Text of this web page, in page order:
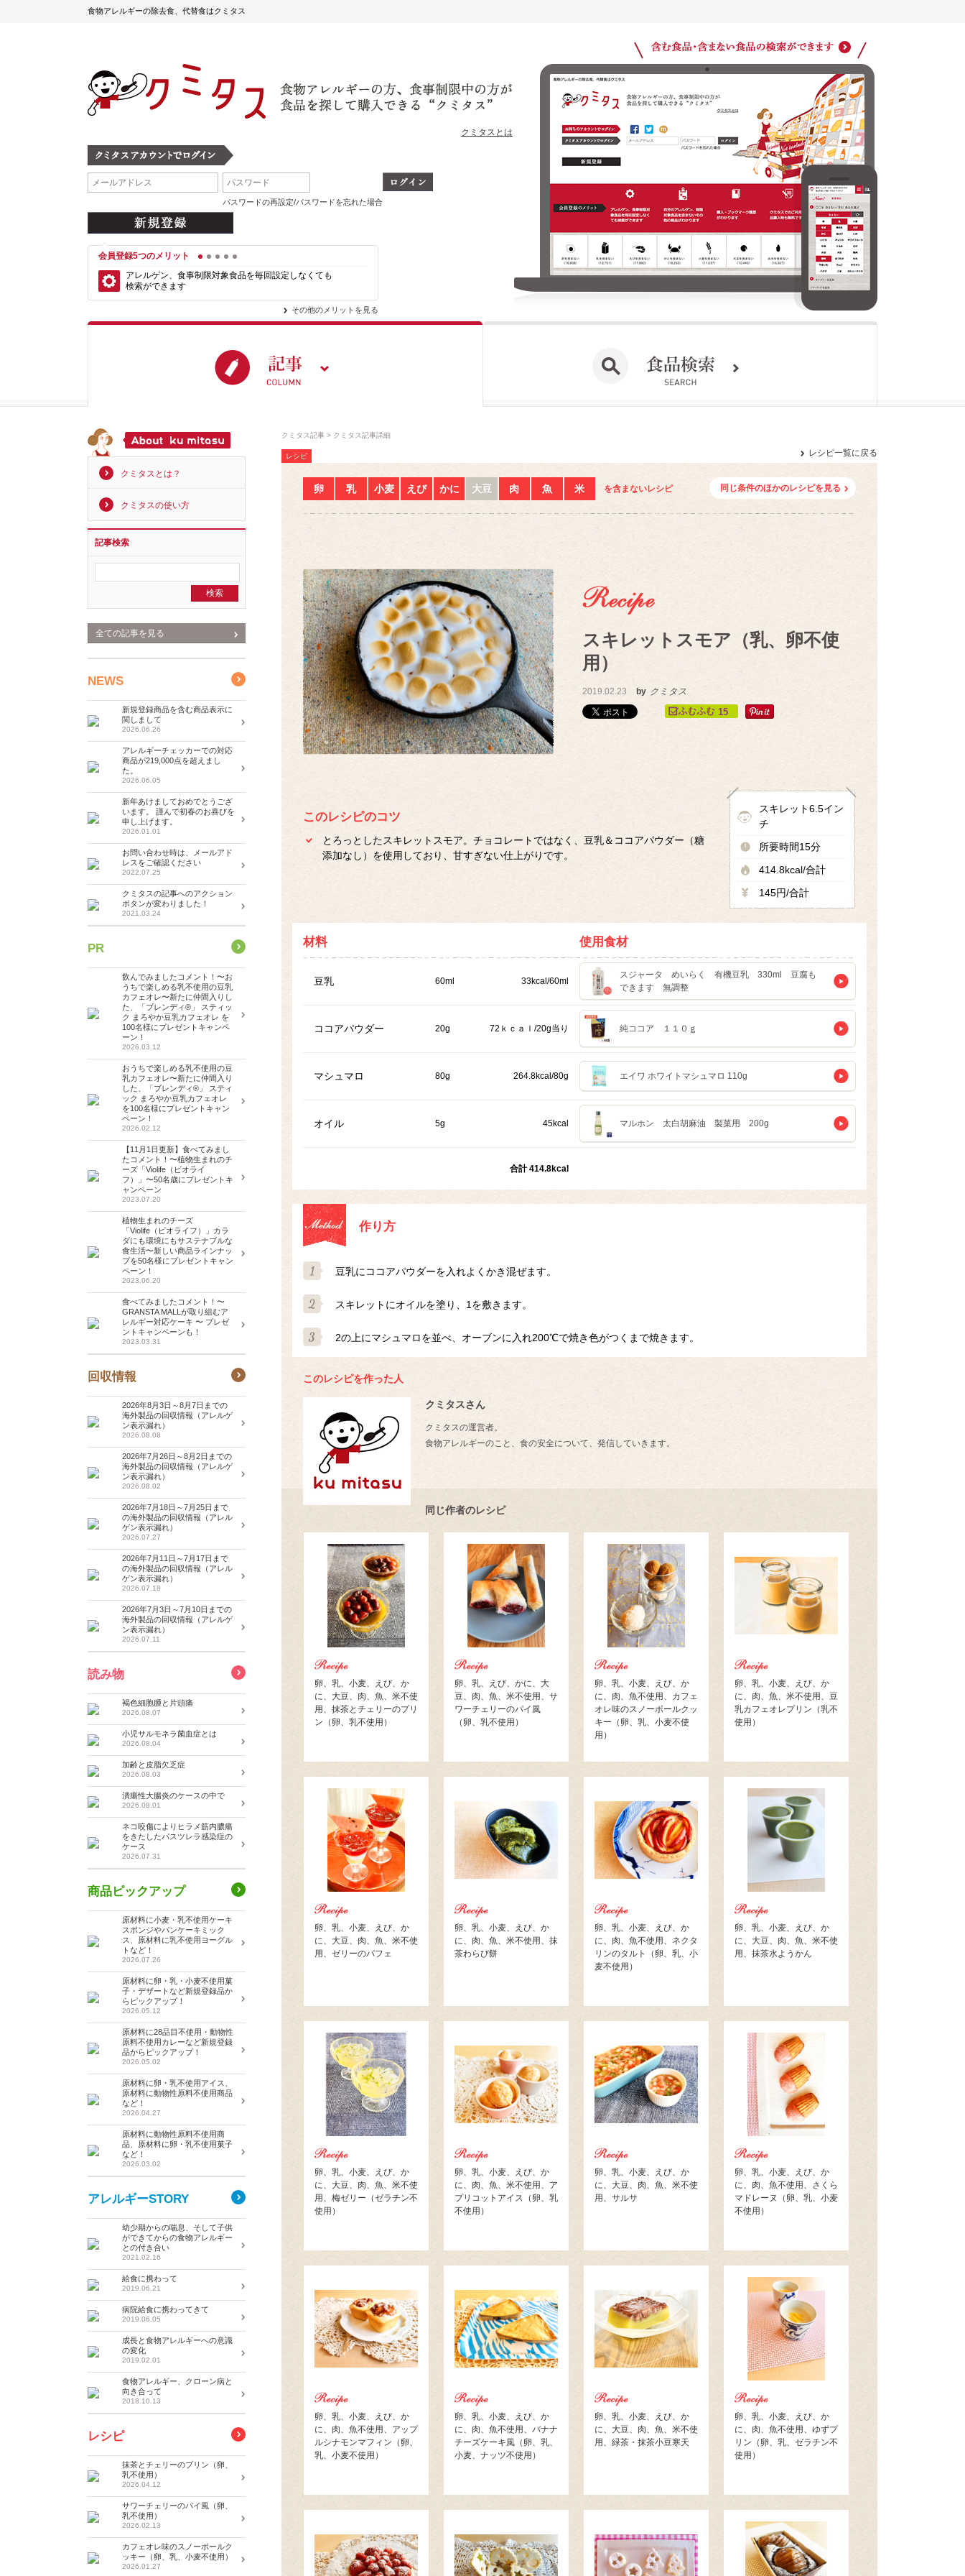
食物アレルギーの除去食、代替食はクミタス
クミタスとは
パスワードの再設定/パスワードを忘れた場合
会員登録5つのメリット 1 2 3 4
アレルゲン、食事制限対象食品を毎回設定しなくても
検索ができます
自分のアレルゲン、制限対象食品を含まない
購入・ブックマーク履歴がわかります
その他のメリットを見る
クミタス記事 クミタス記事詳細
レシピ レシピ一覧に戻る
卵 乳 小麦 えび かに 大豆 肉 魚 米 を含まないレシピ 同じ条件のほかのレシピを見る
スキレットスモア（乳、卵不使
用）
2019.02.23 by クミタス
15
このレシピのコツ
とろっとしたスキレットスモア。チョコレートではなく、豆乳＆ココアパウダー（糖
添加なし）を使用しており、甘すぎない仕上がりです。
スキレット6.5イン
チ
所要時間15分
414.8kcal/合計
145円/合計
材料 使用食材
豆乳 60ml 33kcal/60ml
スジャータ めいらく 有機豆乳 330ml 豆腐も
できます 無調整
ココアパウダー 20g 72ｋｃａｌ/20g当り 純ココア １１０ｇ
マシュマロ 80g 264.8kcal/80g エイワ ホワイトマシュマロ 110g
オイル 5g 45kcal マルホン 太白胡麻油 製菓用 200g
合計 414.8kcal
作り方
豆乳にココアパウダーを入れよくかき混ぜます。
スキレットにオイルを塗り、1を敷きます。
2の上にマシュマロを並べ、オーブンに入れ200℃で焼き色がつくまで焼きます。
このレシピを作った人
クミタスさん
クミタスの運営者。
食物アレルギーのこと、食の安全について、発信していきます。
同じ作者のレシピ
卵、乳、小麦、えび、か
に、大豆、肉、魚、米不使
用、抹茶とチェリーのプリ
ン（卵、乳不使用）
卵、乳、えび、かに、大
豆、肉、魚、米不使用、サ
ワーチェリーのパイ風
（卵、乳不使用）
卵、乳、小麦、えび、か
に、肉、魚不使用、カフェ
オレ味のスノーボールクッ
キー（卵、乳、小麦不使
用）
卵、乳、小麦、えび、か
に、肉、魚、米不使用、豆
乳カフェオレプリン（乳不
使用）
卵、乳、小麦、えび、か
に、大豆、肉、魚、米不使
用、ゼリーのパフェ
卵、乳、小麦、えび、か
に、肉、魚、米不使用、抹
茶わらび餅
卵、乳、小麦、えび、か
に、肉、魚不使用、ネクタ
リンのタルト（卵、乳、小
麦不使用）
卵、乳、小麦、えび、か
に、大豆、肉、魚、米不使
用、抹茶水ようかん
卵、乳、小麦、えび、か
に、大豆、肉、魚、米不使
用、梅ゼリー（ゼラチン不
使用）
卵、乳、小麦、えび、か
に、肉、魚、米不使用、ア
プリコットアイス（卵、乳
不使用）
卵、乳、小麦、えび、か
に、大豆、肉、魚、米不使
用、サルサ
卵、乳、小麦、えび、か
に、肉、魚不使用、さくら
マドレーヌ（卵、乳、小麦
不使用）
卵、乳、小麦、えび、か
に、肉、魚不使用、アップ
ルシナモンマフィン（卵、
乳、小麦不使用）
卵、乳、小麦、えび、か
に、肉、魚不使用、バナナ
チーズケーキ風（卵、乳、
小麦、ナッツ不使用）
卵、乳、小麦、えび、か
に、大豆、肉、魚、米不使
用、緑茶・抹茶小豆寒天
卵、乳、小麦、えび、か
に、肉、魚不使用、ゆずプ
リン（卵、乳、ゼラチン不
使用）
クミタスとは？
クミタスの使い方
記事検索
全ての記事を見る
NEWS
新規登録商品を含む商品表示に
関しまして
2026.06.26
アレルギーチェッカーでの対応
商品が219,000点を超えまし
た。
2026.06.05
新年あけましておめでとうござ
います。 謹んで初春のお喜びを
申し上げます。
2026.01.01
お問い合わせ時は、メールアド
レスをご確認ください
2022.07.25
クミタスの記事へのアクション
ボタンが変わりました！
2021.03.24
PR
飲んでみましたコメント！〜お
うちで楽しめる乳不使用の豆乳
カフェオレ〜新たに仲間入りし
た、「ブレンディ®」 スティッ
ク まろやか豆乳カフェオレ を
100名様にプレゼントキャンペ
ーン！
2026.03.12
おうちで楽しめる乳不使用の豆
乳カフェオレ〜新たに仲間入り
した、「ブレンディ®」 スティ
ック まろやか豆乳カフェオレ
を100名様にプレゼントキャン
ペーン！
2026.02.12
【11月1日更新】食べてみまし
たコメント！〜植物生まれのチ
ーズ「Violife（ビオライ
フ）」〜50名歳にプレゼントキ
ャンペーン
2023.07.20
植物生まれのチーズ
「Violife（ビオライフ）」カラ
ダにも環境にもサステナブルな
食生活〜新しい商品ラインナッ
プを50名様にプレゼントキャン
ペーン！
2023.06.20
食べてみましたコメント！〜
GRANSTA MALLが取り組むア
レルギー対応ケーキ 〜 プレゼ
ントキャンペーンも！
2023.03.31
回収情報
2026年8月3日～8月7日までの
海外製品の回収情報（アレルゲ
ン表示漏れ）
2026.08.08
2026年7月26日～8月2日までの
海外製品の回収情報（アレルゲ
ン表示漏れ）
2026.08.02
2026年7月18日～7月25日まで
の海外製品の回収情報（アレル
ゲン表示漏れ）
2026.07.27
2026年7月11日～7月17日まで
の海外製品の回収情報（アレル
ゲン表示漏れ）
2026.07.18
2026年7月3日～7月10日までの
海外製品の回収情報（アレルゲ
ン表示漏れ）
2026.07.11
読み物
褐色細胞腫と片頭痛
2026.08.07
小児サルモネラ菌血症とは
2026.08.04
加齢と皮脂欠乏症
2026.08.03
潰瘍性大腸炎のケースの中で
2026.08.01
ネコ咬傷によりヒラメ筋内膿瘍
をきたしたパスツレラ感染症の
ケース
2026.07.31
商品ピックアップ
原材料に小麦・乳不使用ケーキ
スポンジやパンケーキミック
ス、原材料に乳不使用ヨーグル
トなど！
2026.07.26
原材料に卵・乳・小麦不使用菓
子・デザートなど新規登録品か
らピックアップ！
2026.05.12
原材料に28品目不使用・動物性
原料不使用カレーなど新規登録
品からピックアップ！
2026.05.02
原材料に卵・乳不使用アイス、
原材料に動物性原料不使用商品
など！
2026.04.27
原材料に動物性原料不使用商
品、原材料に卵・乳不使用菓子
など！
2026.03.02
アレルギーSTORY
幼少期からの喘息、そして子供
ができてからの食物アレルギー
との付き合い
2021.02.16
給食に携わって
2019.06.21
病院給食に携わってきて
2019.06.05
成長と食物アレルギーへの意識
の変化
2019.02.01
食物アレルギー、クローン病と
向き合って
2018.10.13
レシピ
抹茶とチェリーのプリン（卵、
乳不使用）
2026.04.12
サワーチェリーのパイ風（卵、
乳不使用）
2026.02.13
カフェオレ味のスノーボールク
ッキー（卵、乳、小麦不使用）
2026.01.27